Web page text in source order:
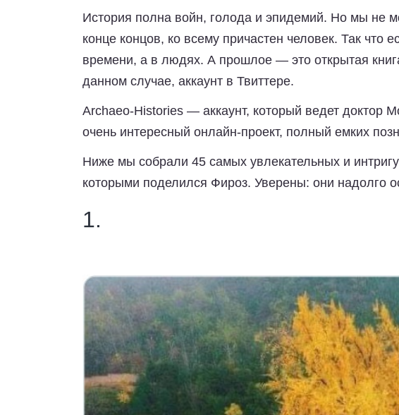
История полна войн, голода и эпидемий. Но мы не
конце концов, ко всему причастен человек. Так что
времени, а в людях. А прошлое — это открытая
данном случае, аккаунт в Твиттере.
Archaeo-Histories — аккаунт, который ведет доктор
очень интересный онлайн-проект, полный емких
Ниже мы собрали 45 самых увлекательных и
которыми поделился Фироз. Уверены: они надолго
1.